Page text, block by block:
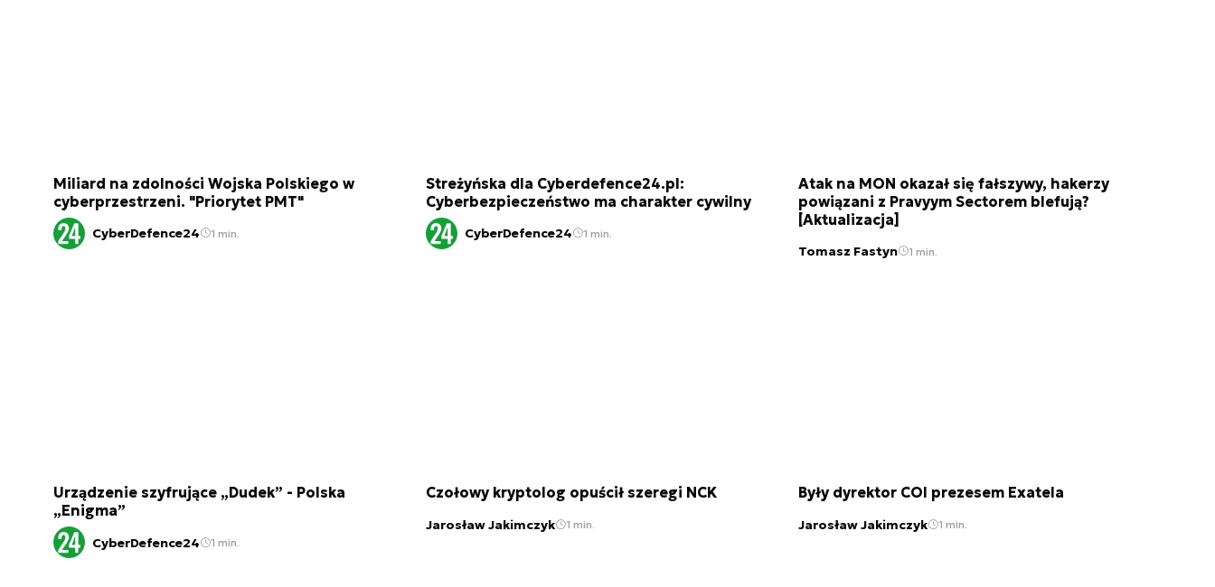
Miliard na zdolności Wojska Polskiego w
cyberprzestrzeni. "Priorytet PMT"
CyberDefence24 1 min.
Streżyńska dla Cyberdefence24.pl:
Cyberbezpieczeństwo ma charakter cywilny
CyberDefence24 1 min.
Atak na MON okazał się fałszywy, hakerzy
powiązani z Pravyym Sectorem blefują?
[Aktualizacja]
Tomasz Fastyn 1 min.
Urządzenie szyfrujące „Dudek” - Polska
„Enigma”
CyberDefence24 1 min.
Czołowy kryptolog opuścił szeregi NCK
Jarosław Jakimczyk 1 min.
Były dyrektor COI prezesem Exatela
Jarosław Jakimczyk 1 min.